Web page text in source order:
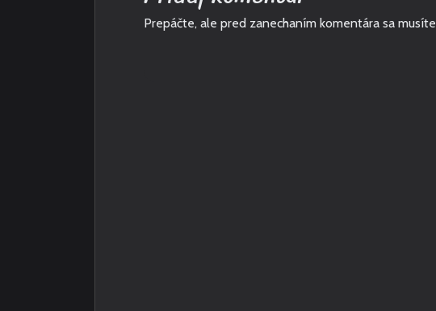
Prepáčte, ale pred zanechaním komentára sa musíte